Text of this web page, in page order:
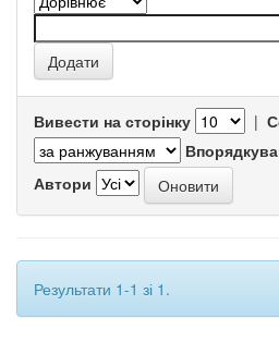
Вивести на сторінку |
Автори
Результати 1-1 зі 1.